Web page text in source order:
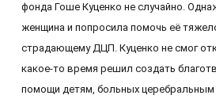
фонда Гоше Куценко не случайно.
женщина и попросила помочь её
страдающему ДЦП. Куценко не смог
какое-то время решил создать
помощи детям, больных